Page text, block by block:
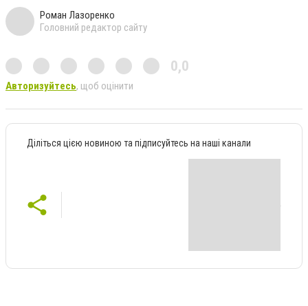
Роман Лазоренко
Головний редактор сайту
0,0
Авторизуйтесь, щоб оцінити
Діліться цією новиною та підписуйтесь на наші канали